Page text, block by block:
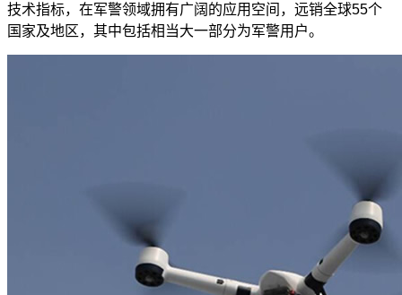
技术指标，在军警领域拥有广阔的应用空间，远销全球55个
国家及地区，其中包括相当大一部分为军警用户。